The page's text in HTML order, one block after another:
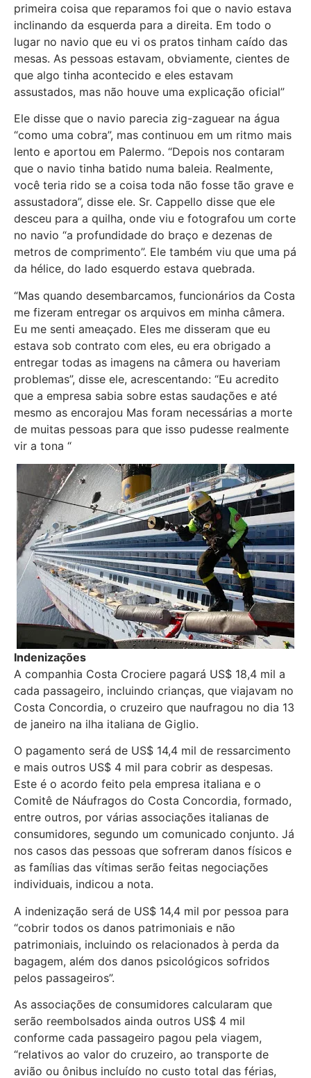
primeira coisa que reparamos foi que o navio estava
inclinando da esquerda para a direita. Em todo o
lugar no navio que eu vi os pratos tinham caído das
mesas. As pessoas estavam, obviamente, cientes de
que algo tinha acontecido e eles estavam
assustados, mas não houve uma explicação oficial”
Ele disse que o navio parecia zig-zaguear na água
“como uma cobra”, mas continuou em um ritmo mais
lento e aportou em Palermo. “Depois nos contaram
que o navio tinha batido numa baleia. Realmente,
você teria rido se a coisa toda não fosse tão grave e
assustadora”, disse ele. Sr. Cappello disse que ele
desceu para a quilha, onde viu e fotografou um corte
no navio “a profundidade do braço e dezenas de
metros de comprimento”. Ele também viu que uma pá
da hélice, do lado esquerdo estava quebrada.
“Mas quando desembarcamos, funcionários da Costa
me fizeram entregar os arquivos em minha câmera.
Eu me senti ameaçado. Eles me disseram que eu
estava sob contrato com eles, eu era obrigado a
entregar todas as imagens na câmera ou haveriam
problemas”, disse ele, acrescentando: “Eu acredito
que a empresa sabia sobre estas saudações e até
mesmo as encorajou Mas foram necessárias a morte
de muitas pessoas para que isso pudesse realmente
vir a tona “
Indenizações
A companhia Costa Crociere pagará US$ 18,4 mil a
cada passageiro, incluindo crianças, que viajavam no
Costa Concordia, o cruzeiro que naufragou no dia 13
de janeiro na ilha italiana de Giglio.
O pagamento será de US$ 14,4 mil de ressarcimento
e mais outros US$ 4 mil para cobrir as despesas.
Este é o acordo feito pela empresa italiana e o
Comitê de Náufragos do Costa Concordia, formado,
entre outros, por várias associações italianas de
consumidores, segundo um comunicado conjunto. Já
nos casos das pessoas que sofreram danos físicos e
as famílias das vítimas serão feitas negociações
individuais, indicou a nota.
A indenização será de US$ 14,4 mil por pessoa para
“cobrir todos os danos patrimoniais e não
patrimoniais, incluindo os relacionados à perda da
bagagem, além dos danos psicológicos sofridos
pelos passageiros”.
As associações de consumidores calcularam que
serão reembolsados ainda outros US$ 4 mil
conforme cada passageiro pagou pela viagem,
“relativos ao valor do cruzeiro, ao transporte de
avião ou ônibus incluído no custo total das férias,